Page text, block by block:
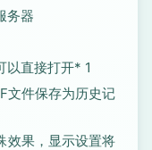
务器
以直接打开* 1
文件保存为历史记
效果，显示设置将